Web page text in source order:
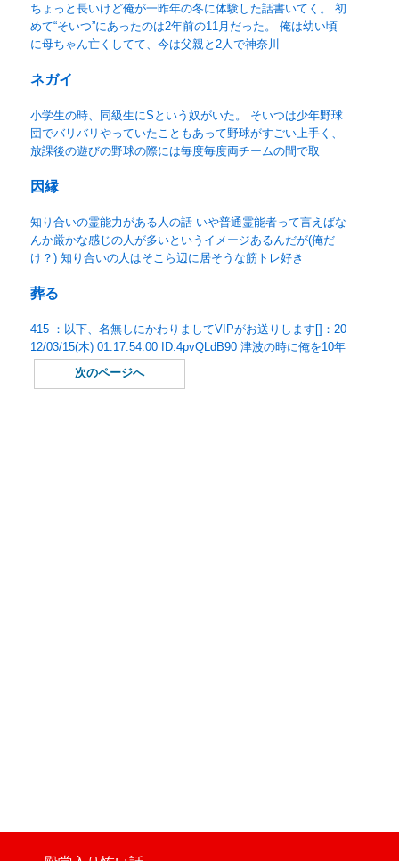
ちょっと長いけど俺が一昨年の冬に体験した話書いてく。 初
めて“そいつ”にあったのは2年前の11月だった。 俺は幼い頃
に母ちゃん亡くしてて、今は父親と2人で神奈川
ネガイ
小学生の時、同級生にSという奴がいた。 そいつは少年野球
団でバリバリやっていたこともあって野球がすごい上手く、
放課後の遊びの野球の際には毎度毎度両チームの間で取
因縁
知り合いの霊能力がある人の話 いや普通霊能者って言えばな
んか厳かな感じの人が多いというイメージあるんだが(俺だ
け？) 知り合いの人はそこら辺に居そうな筋トレ好き
葬る
415 ：以下、名無しにかわりましてVIPがお送りします[]：20
12/03/15(木) 01:17:54.00 ID:4pvQLdB90 津波の時に俺を10年
次のページへ